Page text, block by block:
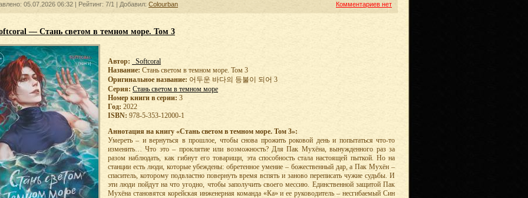
05.07.2026 06:32 | Рейтинг: 7/1 | Добавил: Colourban Комментариев нет
— Стань светом в темном море. Том 3
Автор:
Softcoral
Название: Стань светом в темном море. Том 3
Оригинальное название: 어두운 바다의 등불이 되어 3
Серия: Стань светом в темном море
Номер книги в серии: 3
Год: 2022
ISBN: 978-5-353-12000-1
Аннотация на книгу «Стань светом в темном море. Том 3»:
Умереть – и вернуться в прошлое, чтобы снова прожить роковой день и попытаться что-то
изменить… Что это – проклятие или возможность? Для Пак Мухёна, вынужденного раз за
разом наблюдать, как гибнут его товарищи, эта способность стала настоящей пыткой. Но на
станции есть люди, которые убеждены: обретенное умение – божественный дар, а Пак Мухён –
спаситель, которому подвластно повернуть время вспять и заново переписать чужие судьбы. И
эти люди пойдут на что угодно, чтобы заполучить своего мессию. Единственной защитой Пак
Мухёна становятся корейская инженерная команда «Ка» и ее руководитель – несгибаемый Син